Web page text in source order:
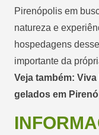
Pirenópolis em
natureza e
hospedagens
importante da
Veja também:
gelados em